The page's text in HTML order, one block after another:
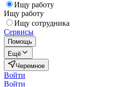
Ищу работу
Ищу работу
Ищу сотрудника
Сервисы
Помощь
Ещё
Черемное
Войти
Войти